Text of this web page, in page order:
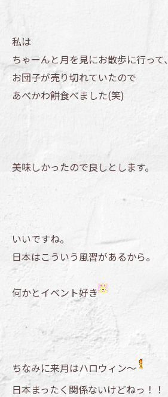
私は
ちゃーんと月を見にお散歩に行って、
お団子が売り切れていたので
あべかわ餅食べました(笑)
美味しかったので良しとします。
いいですね。
日本はこういう風習があるから。
何かとイベント好き
ちなみに来月はハロウィン～
日本まったく関係ないけどねっ！！